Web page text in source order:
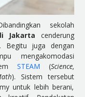
sekolah
Jakarta cenderung
Begitu juga dengan
mengakomodasi
STEAM (Science,
). Sistem tersebut
untuk lebih berani,